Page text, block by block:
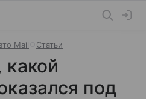
Mail Статьи
какой
под